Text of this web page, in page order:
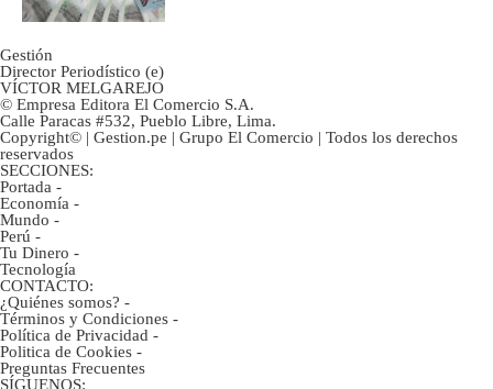
Gestión
Director Periodístico (e)
VÍCTOR MELGAREJO
© Empresa Editora El Comercio S.A.
Calle Paracas #532, Pueblo Libre, Lima.
Copyright© | Gestion.pe | Grupo El Comercio | Todos los derechos
reservados
SECCIONES:
Portada -
Economía -
Mundo -
Perú -
Tu Dinero -
Tecnología
CONTACTO:
¿Quiénes somos? -
Términos y Condiciones -
Política de Privacidad -
Politica de Cookies -
Preguntas Frecuentes
SÍGUENOS: